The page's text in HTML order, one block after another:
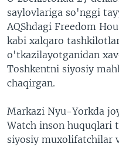
AMERIKA MANZARALARI
XALQARO HAYOT
VASHINGTON
MOBIL-SALOM!
VIDEO
XABARLAR SURATLARDA
IJTIMOIY TARMOQLAR
FACEBOOK
YOUTUBE
INSTAGRAM
ODNOKLASSNIKI
TELEGRAM
TWITTER
INGLIZ TILI DARSLARI
EDITORIAL
Learning English
saylovlariga so'nggi
AQShdagi Freedom
kabi xalqaro
o'tkazilayotganidan
Toshkentni siyosiy
chaqirgan.
Markazi Nyu-Yorkda
Watch inson huquqlari
siyosiy muxolifatchilar